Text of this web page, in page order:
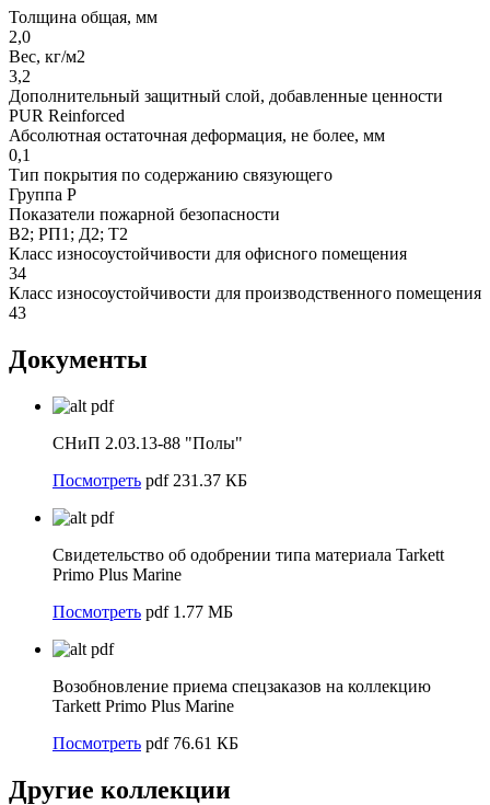
Толщина общая, мм
2,0
Вес, кг/м2
3,2
Дополнительный защитный слой, добавленные ценности
PUR Reinforced
Абсолютная остаточная деформация, не более, мм
0,1
Тип покрытия по содержанию связующего
Группа Р
Показатели пожарной безопасности
В2; РП1; Д2; Т2
Класс износоустойчивости для офисного помещения
34
Класс износоустойчивости для производственного помещения
43
Документы
pdf
СНиП 2.03.13-88 "Полы"
Посмотреть pdf 231.37 КБ
pdf
Свидетельство об одобрении типа материала Tarkett
Primo Plus Marine
Посмотреть pdf 1.77 МБ
pdf
Возобновление приема спецзаказов на коллекцию
Tarkett Primo Plus Marine
Посмотреть pdf 76.61 КБ
Другие коллекции